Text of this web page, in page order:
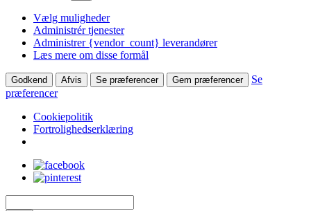
Vælg muligheder
Administrér tjenester
Administrer {vendor_count} leverandører
Læs mere om disse formål
Godkend Afvis Se præferencer Gem præferencer
Se
præferencer
Cookiepolitik
Fortrolighedserklæring